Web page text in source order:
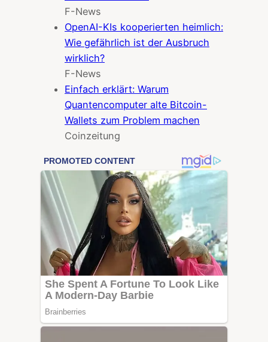
F-News
OpenAI-KIs kooperierten heimlich:
Wie gefährlich ist der Ausbruch
wirklich?
F-News
Einfach erklärt: Warum
Quantencomputer alte Bitcoin-
Wallets zum Problem machen
Coinzeitung